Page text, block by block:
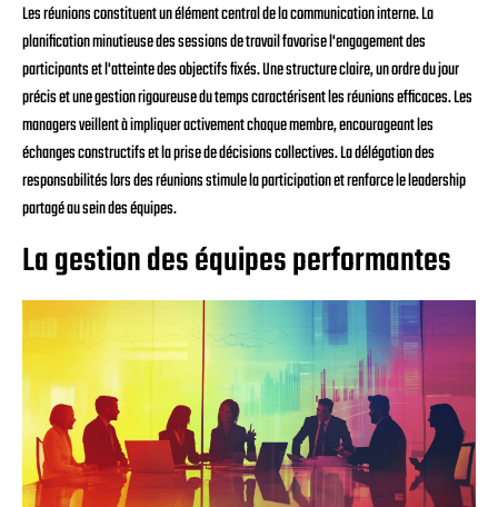
Les réunions constituent un élément central de la communication interne. La
planification minutieuse des sessions de travail favorise l'engagement des
participants et l'atteinte des objectifs fixés. Une structure claire, un ordre du jour
précis et une gestion rigoureuse du temps caractérisent les réunions efficaces. Les
managers veillent à impliquer activement chaque membre, encourageant les
échanges constructifs et la prise de décisions collectives. La délégation des
responsabilités lors des réunions stimule la participation et renforce le leadership
partagé au sein des équipes.
La gestion des équipes performantes